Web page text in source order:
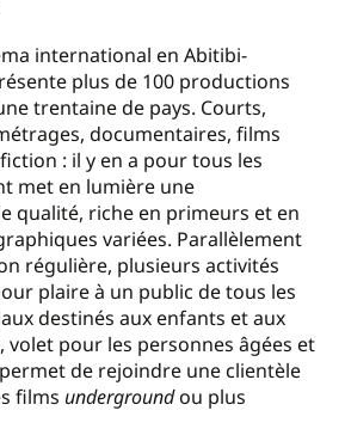
international en Abitibi-
plus de 100 productions
trentaine de pays. Courts,
documentaires, films
: il y en a pour tous les
met en lumière une
qualité, riche en primeurs et en
variées. Parallèlement
régulière, plusieurs activités
plaire à un public de tous les
destinés aux enfants et aux
volet pour les personnes âgées et
de rejoindre une clientèle
films undergroundou plus